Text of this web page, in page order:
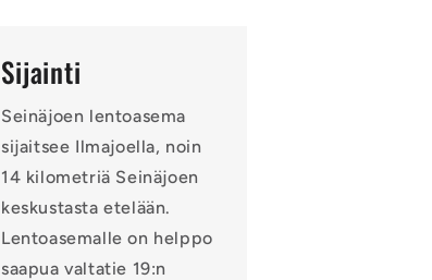
Sijainti
Seinäjoen lentoasema
sijaitsee Ilmajoella, noin
14 kilometriä Seinäjoen
keskustasta etelään.
Lentoasemalle on helppo
saapua valtatie 19:n